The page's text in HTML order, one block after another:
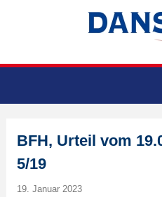
BFH, Urteil vom
5/19
19. Januar 2023